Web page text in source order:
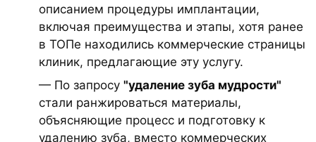
описанием процедуры имплантации,
включая преимущества и этапы, хотя ранее
в ТОПе находились коммерческие страницы
клиник, предлагающие эту услугу.
— По запросу "удаление зуба мудрости"
стали ранжироваться материалы,
объясняющие процесс и подготовку к
удалению зуба, вместо коммерческих